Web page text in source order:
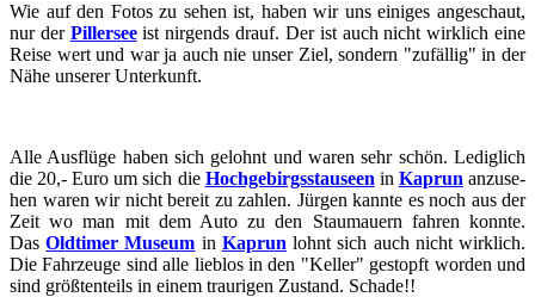
Wie auf den Fotos zu sehen ist, haben wir uns ei­ni­ges an­ge­schaut,
nur der Pil­ler­seeist nir­gends drauf. Der ist auch nicht wirk­lich eine
Reise wert und war ja auch nie unser Ziel, son­dern "zu­fäl­lig" in der
Nähe un­se­rer Un­ter­kunft.
Alle Aus­flü­ge haben sich ge­lohnt und waren sehr schön. Le­dig­lich
die 20,- Euro um sich die Hoch­ge­birgs­stau­se­en in Ka­prun an­zu­se­
hen waren wir nicht be­reit zu zah­len. Jür­gen kann­te es noch aus der
Zeit wo man mit dem Auto zu den Stau­mau­ern fah­ren konn­te.
DasOld­ti­mer Mu­se­um in Ka­prun lohnt sich auch nicht wirk­lich.
Die Fahr­zeu­ge sind alle lieb­los in den "Kel­ler" ge­stopft wor­den und
sind größ­ten­teils in einem trau­ri­gen Zu­stand. Scha­de!!